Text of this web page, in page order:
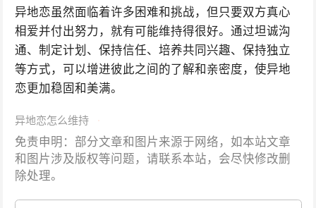
异地恋虽然面临着许多困难和挑战，但只要双方真心
相爱并付出努力，就有可能维持得很好。通过坦诚沟
通、制定计划、保持信任、培养共同兴趣、保持独立
等方式，可以增进彼此之间的了解和亲密度，使异地
恋更加稳固和美满。
异地恋怎么维持
免责申明：部分文章和图片来源于网络，如本站文章
和图片涉及版权等问题，请联系本站，会尽快修改删
除处理。